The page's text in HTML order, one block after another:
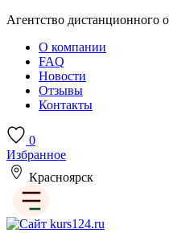
Агентство дистанционного
О компании
FAQ
Новости
Отзывы
Контакты
0
Избранное
Красноярск